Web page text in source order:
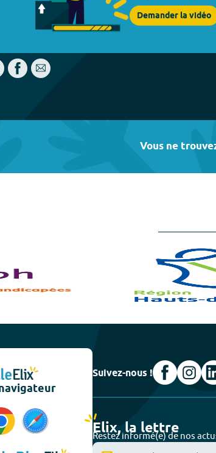
Demander la vidéo
Vous ne
Suivez-nous !
Elix, la lettre
Restez informé(e) de nos